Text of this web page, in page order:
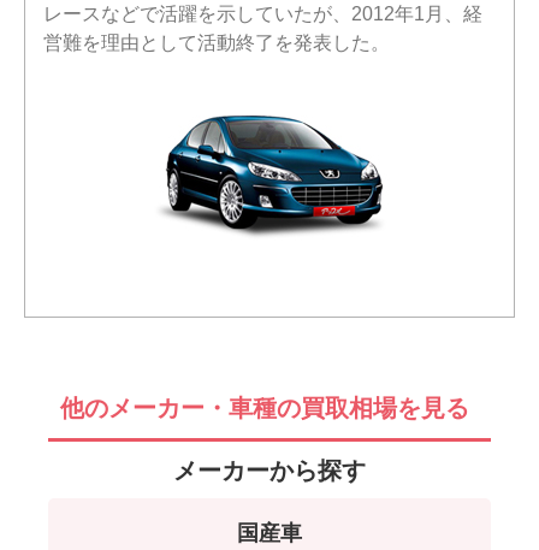
レースなどで活躍を示していたが、2012年1月、経
営難を理由として活動終了を発表した。
他のメーカー・車種の買取相場を見る
メーカーから探す
国産車